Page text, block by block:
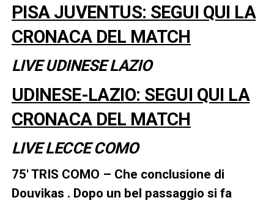
PISA JUVENTUS: SEGUI QUI LA
CRONACA DEL MATCH
LIVEUDINESE LAZIO
UDINESE-LAZIO: SEGUI QUI LA
CRONACA DEL MATCH
LIVE LECCE COMO
75′ TRIS COMO – Che conclusione di
Douvikas . Dopo un bel passaggio si fa